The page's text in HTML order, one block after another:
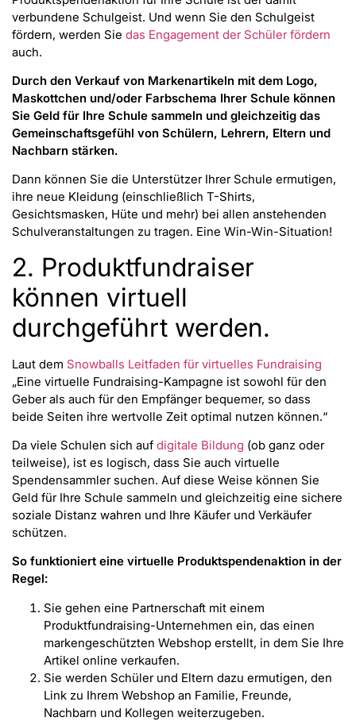
verbundene Schulgeist. Und wenn Sie den Schulgeist
fördern, werden Sie das Engagement der Schüler fördern
auch.
Durch den Verkauf von Markenartikeln mit dem Logo,
Maskottchen und/oder Farbschema Ihrer Schule können
Sie Geld für Ihre Schule sammeln und gleichzeitig das
Gemeinschaftsgefühl von Schülern, Lehrern, Eltern und
Nachbarn stärken.
Dann können Sie die Unterstützer Ihrer Schule ermutigen,
ihre neue Kleidung (einschließlich T-Shirts,
Gesichtsmasken, Hüte und mehr) bei allen anstehenden
Schulveranstaltungen zu tragen. Eine Win-Win-Situation!
2. Produktfundraiser
können virtuell
durchgeführt werden.
Laut dem Snowballs Leitfaden für virtuelles Fundraising
„Eine virtuelle Fundraising-Kampagne ist sowohl für den
Geber als auch für den Empfänger bequemer, so dass
beide Seiten ihre wertvolle Zeit optimal nutzen können.“
Da viele Schulen sich auf digitale Bildung (ob ganz oder
teilweise), ist es logisch, dass Sie auch virtuelle
Spendensammler suchen. Auf diese Weise können Sie
Geld für Ihre Schule sammeln und gleichzeitig eine sichere
soziale Distanz wahren und Ihre Käufer und Verkäufer
schützen.
So funktioniert eine virtuelle Produktspendenaktion in der
Regel:
Sie gehen eine Partnerschaft mit einem
Produktfundraising-Unternehmen ein, das einen
markengeschützten Webshop erstellt, in dem Sie Ihre
Artikel online verkaufen.
Sie werden Schüler und Eltern dazu ermutigen, den
Link zu Ihrem Webshop an Familie, Freunde,
Nachbarn und Kollegen weiterzugeben.